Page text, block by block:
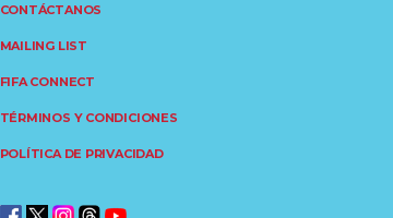
CONTÁCTANOS
MAILING LIST
FIFA CONNECT
TÉRMINOS Y CONDICIONES
POLÍTICA DE PRIVACIDAD